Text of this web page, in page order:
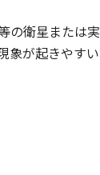
の衛星または
象が起きやす